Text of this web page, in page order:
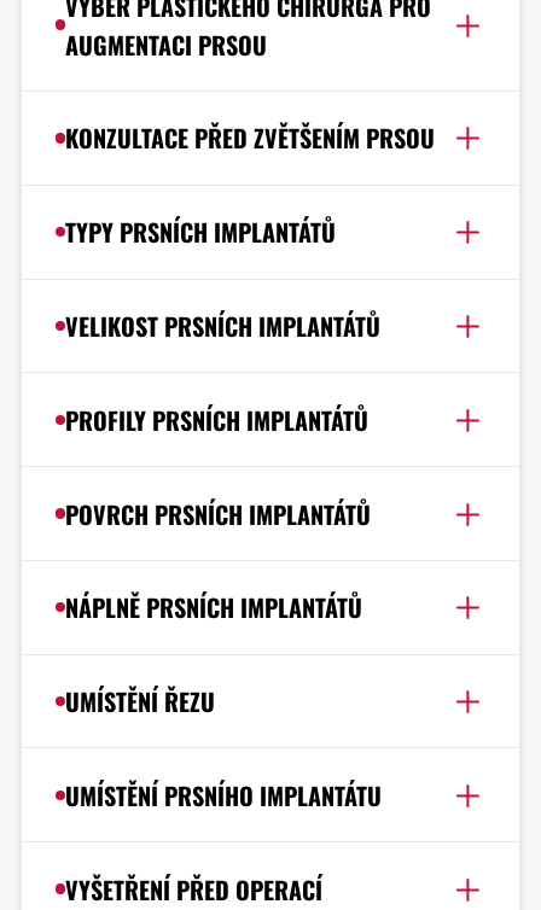
AUGMENTACI PRSOU
KONZULTACE PŘED ZVĚTŠENÍM PRSOU
TYPY PRSNÍCH IMPLANTÁTŮ
VELIKOST PRSNÍCH IMPLANTÁTŮ
PROFILY PRSNÍCH IMPLANTÁTŮ
POVRCH PRSNÍCH IMPLANTÁTŮ
NÁPLNĚ PRSNÍCH IMPLANTÁTŮ
UMÍSTĚNÍ ŘEZU
UMÍSTĚNÍ PRSNÍHO IMPLANTÁTU
VYŠETŘENÍ PŘED OPERACÍ